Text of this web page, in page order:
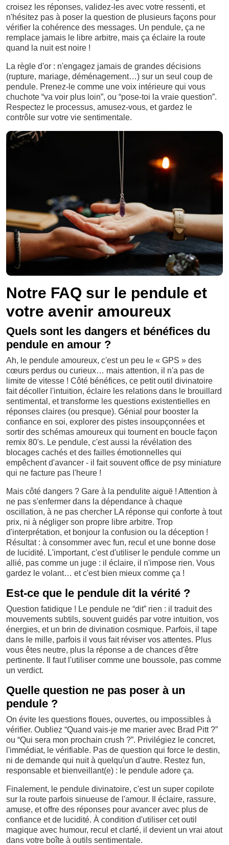
croisez les réponses, validez-les avec votre ressenti, et
n'hésitez pas à poser la question de plusieurs façons pour
vérifier la cohérence des messages. Un pendule, ça ne
remplace jamais le libre arbitre, mais ça éclaire la route
quand la nuit est noire !
La règle d'or : n'engagez jamais de grandes décisions
(rupture, mariage, déménagement…) sur un seul coup de
pendule. Prenez-le comme une voix intérieure qui vous
chuchote “va voir plus loin”, ou “pose-toi la vraie question”.
Respectez le processus, amusez-vous, et gardez le
contrôle sur votre vie sentimentale.
Notre FAQ sur le pendule et
votre avenir amoureux
Quels sont les dangers et bénéfices du
pendule en amour ?
Ah, le pendule amoureux, c'est un peu le « GPS » des
cœurs perdus ou curieux… mais attention, il n'a pas de
limite de vitesse ! Côté bénéfices, ce petit outil divinatoire
fait décoller l'intuition, éclaire les relations dans le brouillard
sentimental, et transforme les questions existentielles en
réponses claires (ou presque). Génial pour booster la
confiance en soi, explorer des pistes insoupçonnées et
sortir des schémas amoureux qui tournent en boucle façon
remix 80's. Le pendule, c'est aussi la révélation des
blocages cachés et des failles émotionnelles qui
empêchent d'avancer - il fait souvent office de psy miniature
qui ne facture pas l'heure !
Mais côté dangers ? Gare à la pendulite aiguë ! Attention à
ne pas s'enfermer dans la dépendance à chaque
oscillation, à ne pas chercher LA réponse qui conforte à tout
prix, ni à négliger son propre libre arbitre. Trop
d'interprétation, et bonjour la confusion ou la déception !
Résultat : à consommer avec fun, recul et une bonne dose
de lucidité. L'important, c'est d'utiliser le pendule comme un
allié, pas comme un juge : il éclaire, il n'impose rien. Vous
gardez le volant… et c'est bien mieux comme ça !
Est-ce que le pendule dit la vérité ?
Question fatidique ! Le pendule ne “dit” rien : il traduit des
mouvements subtils, souvent guidés par votre intuition, vos
énergies, et un brin de divination cosmique. Parfois, il tape
dans le mille, parfois il vous fait réviser vos attentes. Plus
vous êtes neutre, plus la réponse a de chances d'être
pertinente. Il faut l'utiliser comme une boussole, pas comme
un verdict.
Quelle question ne pas poser à un
pendule ?
On évite les questions floues, ouvertes, ou impossibles à
vérifier. Oubliez “Quand vais-je me marier avec Brad Pitt ?”
ou “Qui sera mon prochain crush ?”. Privilégiez le concret,
l'immédiat, le vérifiable. Pas de question qui force le destin,
ni de demande qui nuit à quelqu'un d'autre. Restez fun,
responsable et bienveillant(e) : le pendule adore ça.
Finalement, le pendule divinatoire, c'est un super copilote
sur la route parfois sinueuse de l'amour. Il éclaire, rassure,
amuse, et offre des réponses pour avancer avec plus de
confiance et de lucidité. À condition d'utiliser cet outil
magique avec humour, recul et clarté, il devient un vrai atout
dans votre boîte à outils sentimentale.